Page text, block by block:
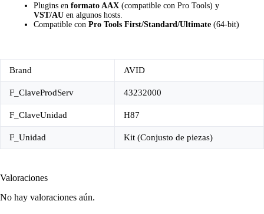
Plugins enformato AAX (compatible con Pro Tools) y
VST/AU en algunos hosts.
Compatible conPro Tools First/Standard/Ultimate (64-bit)
Brand AVID
F_ClaveProdServ 43232000
F_ClaveUnidad H87
F_Unidad Kit (Conjusto de piezas)
Valoraciones
No hay valoraciones aún.